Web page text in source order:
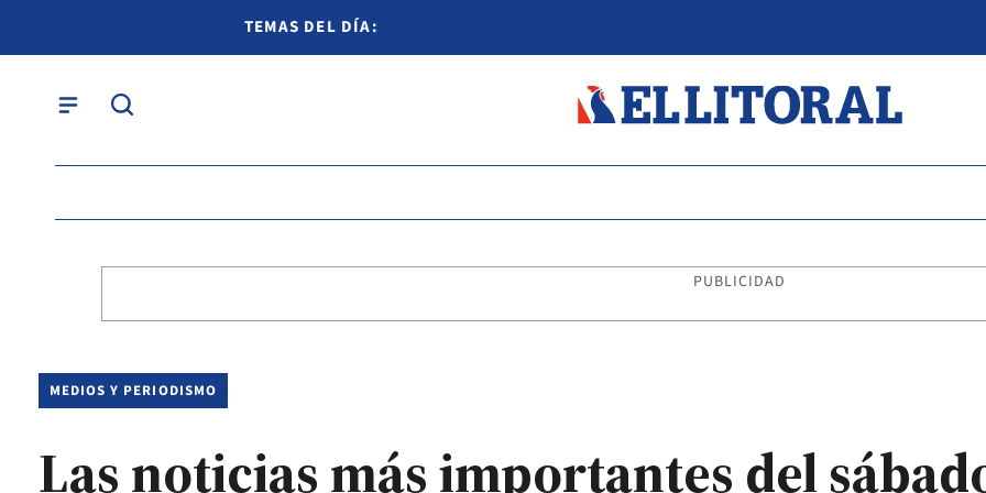
TEMAS DEL DÍA:
PUBLICIDAD
MEDIOS Y PERIODISMO
Las noticias más importantes del